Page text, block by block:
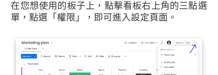
在您想使用的板子上，點擊看板右上角的三點選
單，點選「權限」，即可進入設定頁面。